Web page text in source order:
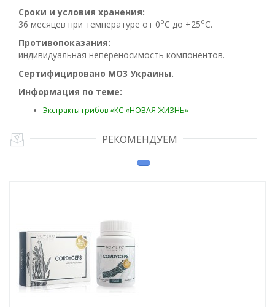
Сроки и условия хранения:
36 месяцев при температуре от 0оС до +25оС.
Противопоказания:
индивидуальная непереносимость компонентов.
Сертифицировано MO3 Украины.
Информация по теме:
Экстракты грибов «КС «НОВАЯ ЖИЗНЬ»
РЕКОМЕНДУЕМ